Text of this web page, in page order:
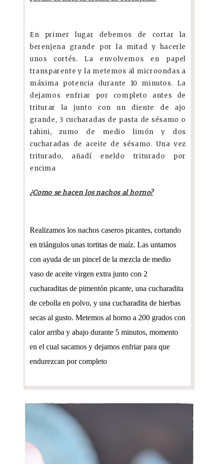
En primer lugar debemos de cortar la
berenjena grande por la mitad y hacerle
unos cortés. La envolvemos en papel
transparente y la metemos al microondas a
máxima potencia durante 10 minutos. La
dejamos enfriar por completo antes de
triturar la junto con un diente de ajo
grande, 3 cucharadas de pasta de sésamo o
tahini, zumo de medio limón y dos
cucharadas de aceite de sésamo. Una vez
triturado, añadí eneldo triturado por
encima
¿Como se hacen los nachos al horno?
Realizamos los nachos caseros picantes, cortando
en triángulos unas tortitas de maíz. Las untamos
con ayuda de un pincel de la mezcla de medio
vaso de aceite virgen extra junto con 2
cucharaditas de pimentón picante, una cucharadita
de cebolla en polvo, y una cucharadita de hierbas
secas al gusto. Metemos al horno a 200 grados con
calor arriba y abajo durante 5 minutos, momento
en el cual sacamos y dejamos enfriar para que
endurezcan por completo